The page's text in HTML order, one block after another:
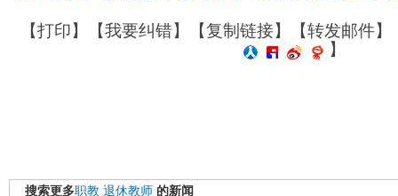
【打印】【我要纠错】【复制链接】【转发邮件】
】
搜索更多职教 退休教师 的新闻